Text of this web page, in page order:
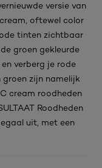
versie van
oftewel color
tinten zichtbaar
groen gekleurde
verberg je rode
groen zijn namelijk
cream roodheden
Roodheden
uit, met een